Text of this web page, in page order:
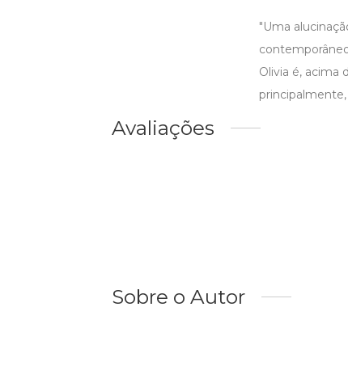
"Uma
Olivia é, acima
principalmente,
Avaliações
Sobre o Autor